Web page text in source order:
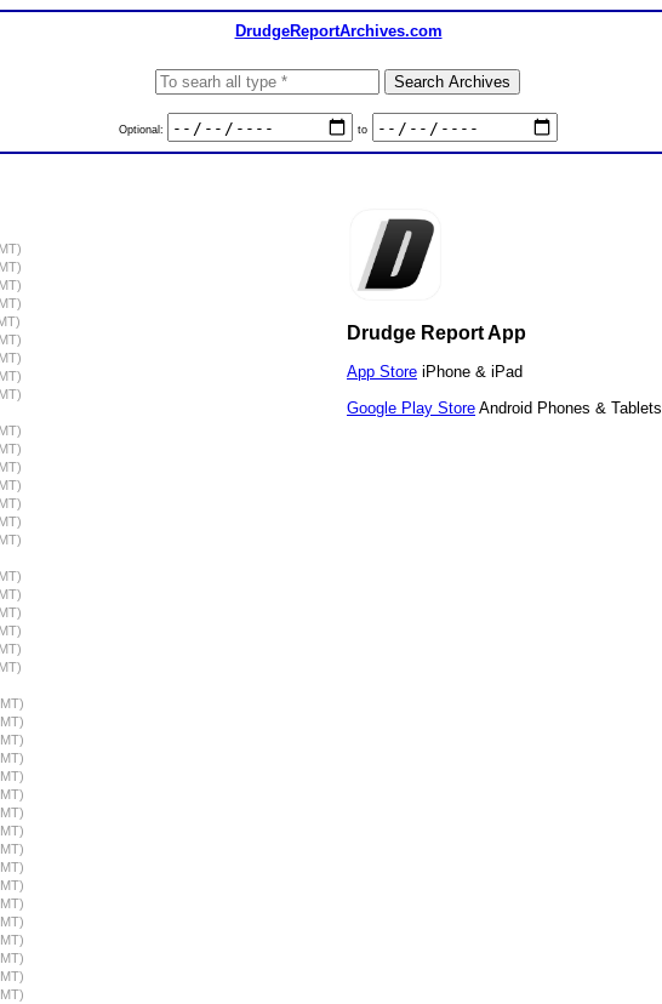
DrudgeReportArchives.com
Optional: to
Drudge Report App
App Store iPhone & iPad
Google Play Store Android Phones & Tablets